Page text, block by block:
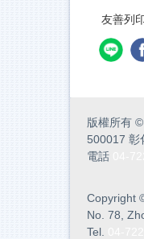
友善列
版權所有 ©
500017 彰
電話
Copyright
No. 78,
Tel.